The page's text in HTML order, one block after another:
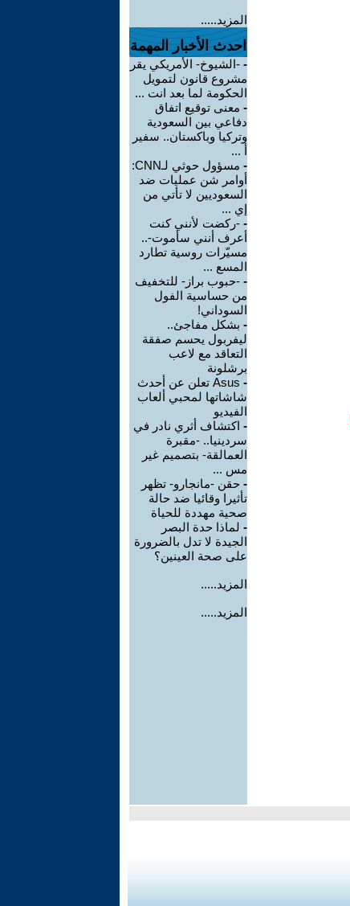
المزيد.....
احدث الأخبار المهمة
- -الشيوخ- الأمريكي يقر
مشروع قانون لتمويل
الحكومة لما بعد انت ...
- معنى توقيع اتفاق
دفاعي بين السعودية
وتركيا وباكستان.. سفير
أ ...
-
مسؤول حوثي لـCNN:
أوامر شن عمليات ضد
السعوديين لا تأتي من
إي ...
- -ركضت لأنني كنت
أعرف أنني سأموت-..
مسيّرات روسية تطارد
المسع ...
- -حبوب براز- للتخفيف
من حساسية الفول
السوداني!
- بشكل مفاجئ..
ليفربول يحسم صفقة
التعاقد مع لاعب
برشلونة
-
Asus تعلن عن أحدث
شاشاتها لمحبي ألعاب
الفيديو
- اكتشاف أثري نادر في
سردينيا.. -مقبرة
العمالقة- بتصميم غير
مس ...
- حقن -مانجارو- تظهر
تأثيرا وقائيا ضد حالة
صحية مهددة للحياة
- لماذا حدة البصر
الجيدة لا تدل بالضرورة
على صحة العينين؟
المزيد.....
المزيد.....